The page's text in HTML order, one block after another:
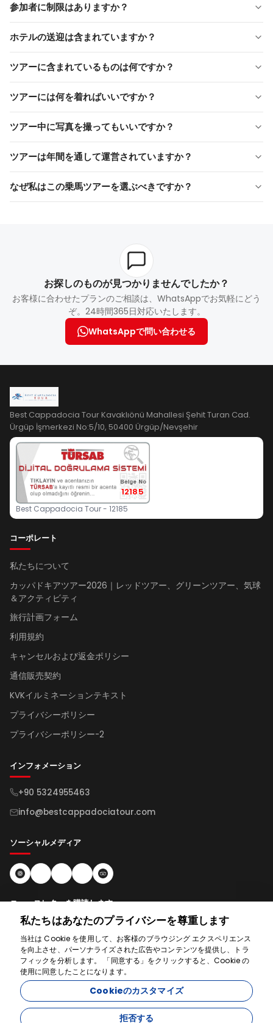
参加者に制限はありますか？
妊娠中の女性
体重が209ポンド（95キロ）を超える人
ホテルの送迎は含まれていますか？
ツアーに含まれているものは何ですか？
ツアーには何を着ればいいですか？
ツアー中に写真を撮ってもいいですか？
ツアーは年間を通して運営されていますか？
なぜ私はこの乗馬ツアーを選ぶべきですか？
お探しのものが見つかりませんでしたか？
お客様に合わせたプランのご相談は、WhatsAppでお気軽にどう
ぞ。24時間365日対応いたします。
WhatsAppで問い合わせる
Best Cappadocia Tour Kavaklıönü Mahallesi Şehit Turan Cad.
Ürgüp İşmerkezi No:5/10, 50400 Ürgüp/Nevşehir
12185
Best Cappadocia Tour - 12185
コーポレート
私たちについて
カッパドキアツアー2026｜レッドツアー、グリーンツアー、気球
＆アクティビティ
旅行計画フォーム
利用規約
キャンセルおよび返金ポリシー
通信販売契約
KVKイルミネーションテキスト
プライバシーポリシー
プライバシーポリシー-2
インフォメーション
+90 5324955463
info@bestcappadociatour.com
ソーシャルメディア
ニュースレターを購読します
購読
私たちはあなたのプライバシーを尊重します
当社は Cookie を使用して、お客様のブラウジング エクスペリエンス
を向上させ、パーソナライズされた広告やコンテンツを提供し、トラ
フィックを分析します。 「同意する」をクリックすると、Cookie の
使用に同意したことになります。
Cookieのカスタマイズ
拒否する